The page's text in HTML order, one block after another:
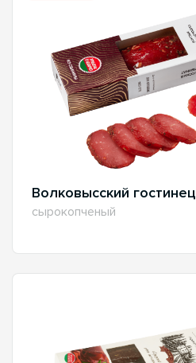
Волковысский гостинец
сырокопченый